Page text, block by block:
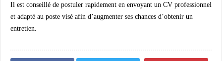
Il est conseillé de postuler rapidement en envoyant un CV professionnel
et adapté au poste visé afin d’augmenter ses chances d’obtenir un
entretien.